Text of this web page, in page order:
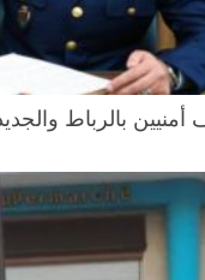
بالرباط